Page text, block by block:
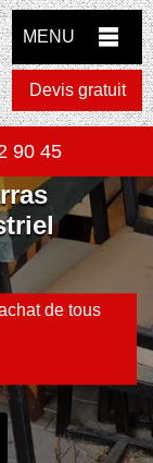
MENU
Devis gratuit
90 45
de tous